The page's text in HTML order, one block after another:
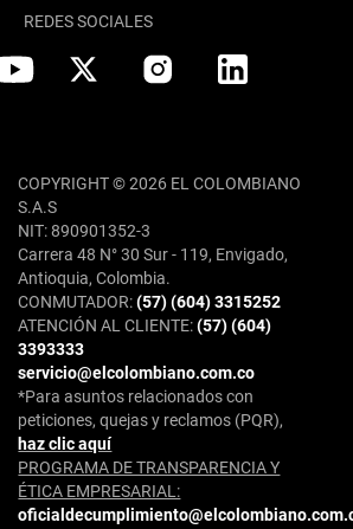
REDES SOCIALES
COPYRIGHT © 2026 EL COLOMBIANO
S.A.S
NIT: 890901352-3
Carrera 48 N° 30 Sur - 119, Envigado,
Antioquia, Colombia.
CONMUTADOR:(57) (604) 3315252
ATENCIÓN AL CLIENTE:(57) (604)
3393333
servicio@elcolombiano.com.co
*Para asuntos relacionados con
peticiones, quejas y reclamos (PQR),
haz clic aquí
PROGRAMA DE TRANSPARENCIA Y
ÉTICA EMPRESARIAL: